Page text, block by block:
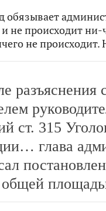
обязывает
не происходит
не происходит.
разъяснения
ст. 315
глава